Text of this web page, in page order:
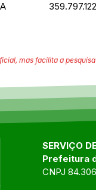
LIMA
mas facilita a
SERVIÇO
Prefeitura
CNPJ